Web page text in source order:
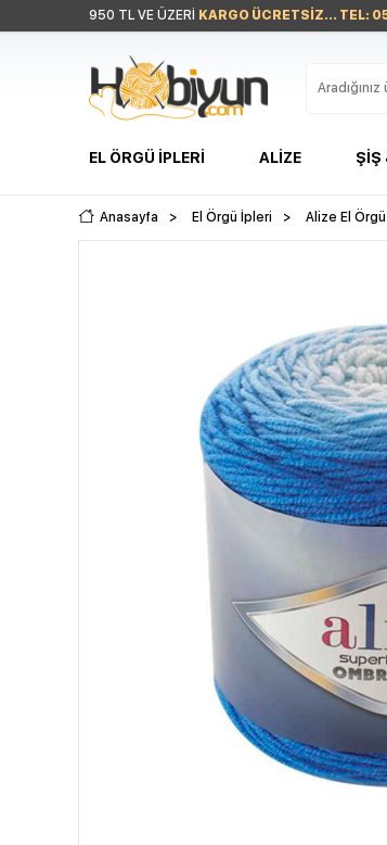
950 TL VE ÜZERİ KARGO ÜCRETSİZ... TEL:
EL ÖRGÜ İPLERI ALIZE ŞIŞ
Anasayfa > El Örgü İpleri > Alize El